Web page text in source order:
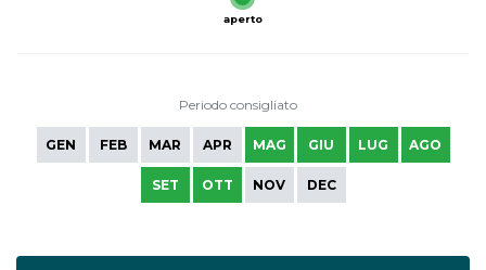
aperto
Periodo consigliato
GEN FEB MAR APR MAG GIU LUG AGO
SET OTT NOV DEC